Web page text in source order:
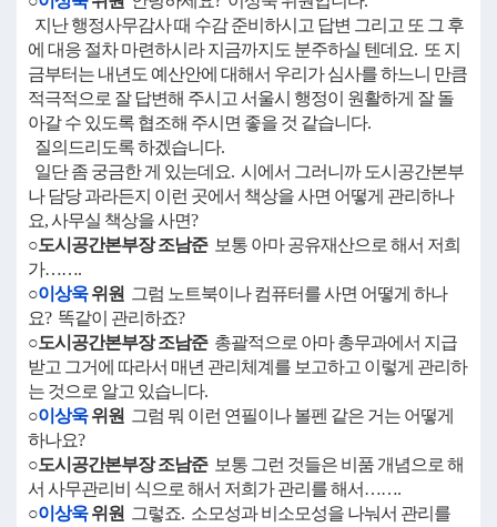
지난 행정사무감사 때 수감 준비하시고 답변 그리고 또 그 후
에 대응 절차 마련하시라 지금까지도 분주하실 텐데요. 또 지
금부터는 내년도 예산안에 대해서 우리가 심사를 하느니 만큼
적극적으로 잘 답변해 주시고 서울시 행정이 원활하게 잘 돌
아갈 수 있도록 협조해 주시면 좋을 것 같습니다.
질의드리도록 하겠습니다.
일단 좀 궁금한 게 있는데요. 시에서 그러니까 도시공간본부
나 담당 과라든지 이런 곳에서 책상을 사면 어떻게 관리하나
요, 사무실 책상을 사면?
○도시공간본부장 조남준보통 아마 공유재산으로 해서 저희
가…….
○이상욱위원 그럼 노트북이나 컴퓨터를 사면 어떻게 하나
요? 똑같이 관리하죠?
○도시공간본부장 조남준총괄적으로 아마 총무과에서 지급
받고 그거에 따라서 매년 관리체계를 보고하고 이렇게 관리하
는 것으로 알고 있습니다.
○이상욱위원 그럼 뭐 이런 연필이나 볼펜 같은 거는 어떻게
하나요?
○도시공간본부장 조남준보통 그런 것들은 비품 개념으로 해
서 사무관리비 식으로 해서 저희가 관리를 해서…….
○이상욱위원 그렇죠. 소모성과 비소모성을 나눠서 관리를